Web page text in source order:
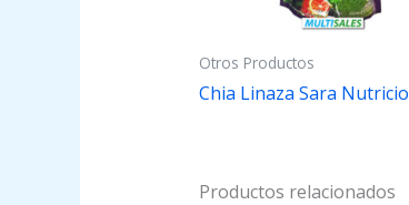
Otros Productos
Chia Linaza Sara Nutricio
Productos relacionados